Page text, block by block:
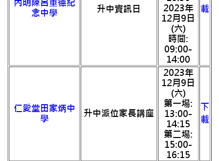
內明陳呂重德紀
念中學
升中資訊日
2023年
12月9日
(六)
時間:
09:00-
14:00
載
仁愛堂田家炳中
學
升中派位家長講座
2023年
12月9日
(六)
第一場:
13:00-
14:15
第二場:
15:00-
16:15
下
載